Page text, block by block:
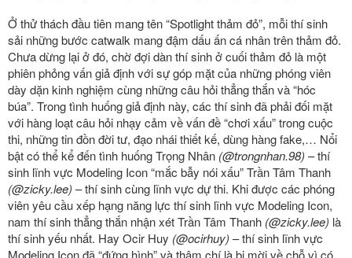
Ở thử thách đầu tiên mang tên “Spotlight thảm đỏ”, mỗi thí sinh
sải những bước catwalk mang đậm dấu ấn cá nhân trên thảm đỏ.
Chưa dừng lại ở đó, chờ đợi dàn thí sinh ở cuối thảm đỏ là một
phiên phỏng vấn giả định với sự góp mặt của những phóng viên
dày dặn kinh nghiệm cùng những câu hỏi thẳng thắn và “hóc
búa”. Trong tình huống giả định này, các thí sinh đã phải đối mặt
với hàng loạt câu hỏi nhạy cảm về vấn đề “chơi xấu” trong cuộc
thi, những tin đồn đời tư, đạo nhái thiết kế, dùng hàng fake,… Nổi
bật có thể kể đến tình huốngTrọng Nhân (@trongnhan.98) – thí
sinh lĩnh vực Modeling Icon “mắc bẫy nói xấu” Trần Tâm Thanh
(@zicky.lee) – thí sinh cùng lĩnh vực dự thi. Khi được các phóng
viên yêu cầu xếp hạng năng lực thí sinh lĩnh vực Modeling Icon,
nam thí sinh thẳng thắn nhận xét Trần Tâm Thanh (@zicky.lee) là
thí sinh yếu nhất. Hay Ocir Huy (@ocirhuy) – thí sinh lĩnh vực
Modeling Icon đã “đứng hình” và thậm chí là bị mời về chỗ vì có